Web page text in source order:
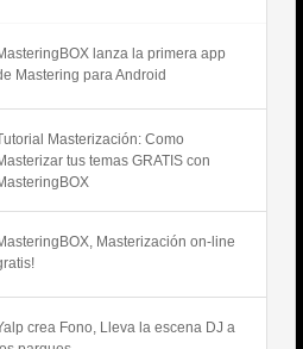
lanza la primera app
Mastering para Android
Masterización: Como
tus temas GRATIS con
Masterización on-line
crea Fono, Lleva la escena DJ a